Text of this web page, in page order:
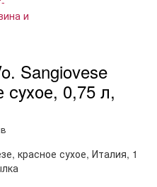
Sangiovese
сухое, 0,75 л,